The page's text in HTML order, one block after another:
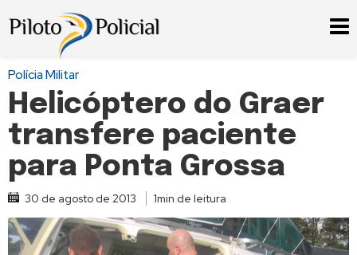
Polícia Militar
Helicóptero do Graer
transfere paciente
para Ponta Grossa
30 de agosto de 2013 1min de leitura